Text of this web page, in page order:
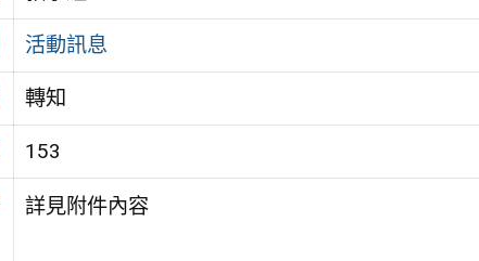
活動訊息
轉知
153
詳見附件內容